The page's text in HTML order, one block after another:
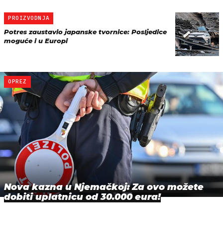
PROIZVODNJA
Potres zaustavio japanske tvornice: Posljedice
moguće i u Europi
OPREZ
Nova kazna u Njemačkoj: Za ovo možete
dobiti uplatnicu od 30.000 eura!